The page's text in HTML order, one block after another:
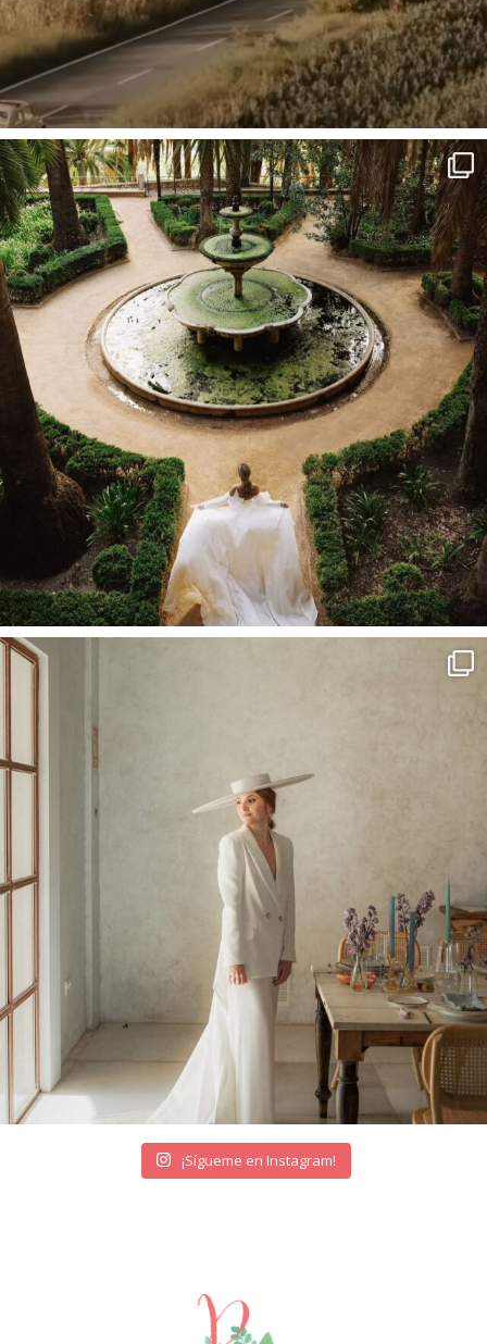
¡Sígueme en Instagram!